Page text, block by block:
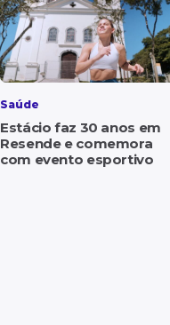
Saúde
Estácio faz 30 anos em
Resende e comemora
com evento esportivo